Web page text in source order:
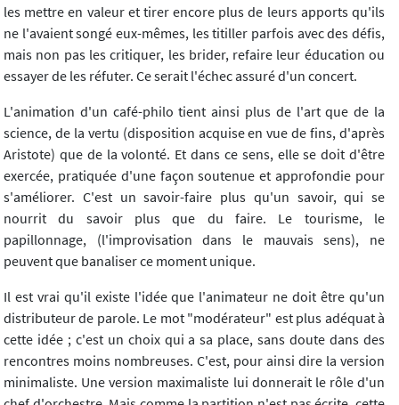
les mettre en valeur et tirer encore plus de leurs apports qu'ils
ne l'avaient songé eux-mêmes, les titiller parfois avec des défis,
mais non pas les critiquer, les brider, refaire leur éducation ou
essayer de les réfuter. Ce serait l'échec assuré d'un concert.
L'animation d'un café-philo tient ainsi plus de l'art que de la
science, de la vertu (disposition acquise en vue de fins, d'après
Aristote) que de la volonté. Et dans ce sens, elle se doit d'être
exercée, pratiquée d'une façon soutenue et approfondie pour
s'améliorer. C'est un savoir-faire plus qu'un savoir, qui se
nourrit du savoir plus que du faire. Le tourisme, le
papillonnage, (l'improvisation dans le mauvais sens), ne
peuvent que banaliser ce moment unique.
Il est vrai qu'il existe l'idée que l'animateur ne doit être qu'un
distributeur de parole. Le mot "modérateur" est plus adéquat à
cette idée ; c'est un choix qui a sa place, sans doute dans des
rencontres moins nombreuses. C'est, pour ainsi dire la version
minimaliste. Une version maximaliste lui donnerait le rôle d'un